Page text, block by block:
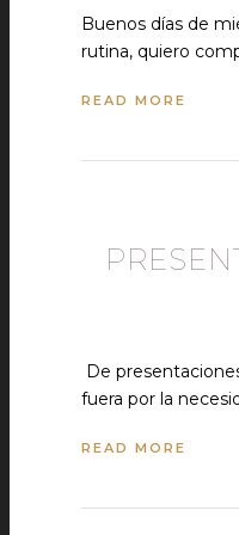
Buenos días de
rutina, quiero
READ MORE
De
fuera por la
READ MORE